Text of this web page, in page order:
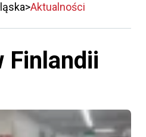
Aktualności
Finlandii